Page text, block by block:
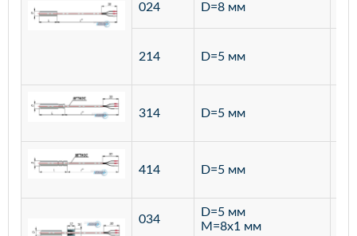
024 D=8 мм
214 D=5 мм
314 D=5 мм
414 D=5 мм
034
D=5 мм
M=8х1 мм